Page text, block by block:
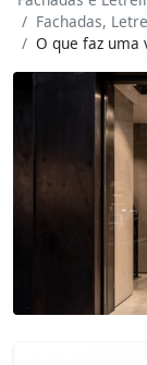
Fachadas,
O que faz